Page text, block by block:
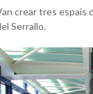
crear tres espais
Serrallo.